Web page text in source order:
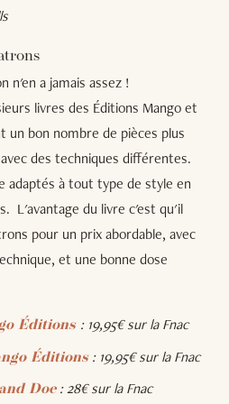
n'en a jamais assez !
livres des Éditions Mango et
un bon nombre de pièces plus
des techniques différentes.
adaptés à tout type de style en
L'avantage du livre c'est qu'il
pour un prix abordable, avec
et une bonne dose
Éditions : 19,95€ sur la Fnac
Éditions: 19,95€ sur la Fnac
Doe: 28€ sur la Fnac